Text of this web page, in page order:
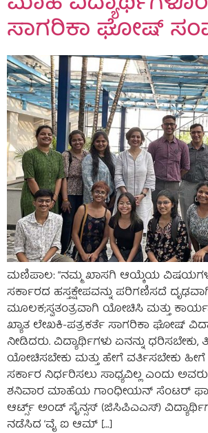
ಸಾಗರಿಕಾ ಘೋಷ್
ಮಣಿಪಾಲ: “ನಮ್ಮ ಖಾಸಗಿ ಆಯ್ಕೆಯ
ಸರ್ಕಾರದ ಹಸ್ತಕ್ಷೇಪವನ್ನು ಪರಿಗಣಿಸದೆ
ಮೂಲಕ;ಸ್ವತಂತ್ರವಾಗಿ ಯೋಚಿಸಿ ಮತ್ತು
ಖ್ಯಾತ ಲೇಖಕಿ-ಪತ್ರಕರ್ತೆ ಸಾಗರಿಕಾ ಘೋಷ್
ನೀಡಿದರು. ವಿದ್ಯಾರ್ಥಿಗಳು ಏನನ್ನು ಧರಿಸಬೇಕು,
ಯೋಚಿಸಬೇಕು ಮತ್ತು ಹೇಗೆ ವರ್ತಿಸಬೇಕು ಹೀಗೆ
ಸರ್ಕಾರ ನಿರ್ಧರಿಸಲು ಸಾಧ್ಯವಿಲ್ಲ ಎಂದು
ಶನಿವಾರ ಮಾಹೆಯ ಗಾಂಧೀಯನ್ ಸೆಂಟರ್
ಆರ್ಟ್ಸ್ ಅಂಡ್ ಸೈನ್ಸಸ್ (ಜಿಸಿಪಿಎಎಸ್)
ನಡೆಸಿದ ‘ವೈ ಐ ಆಮ್ […]